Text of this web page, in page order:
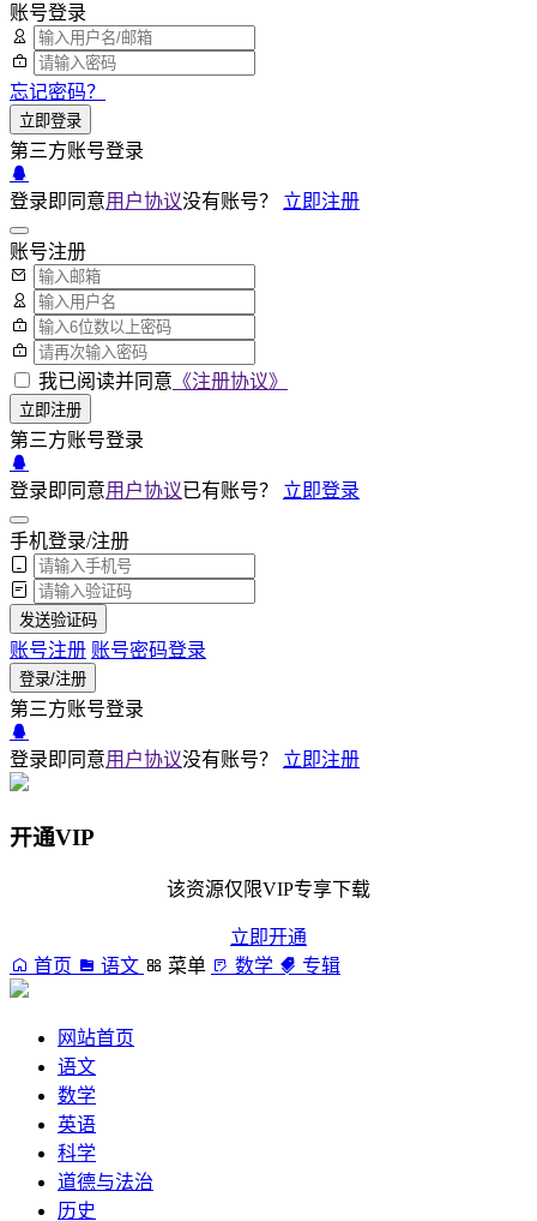
账号登录
忘记密码？
立即登录
第三方账号登录
登录即同意用户协议没有账号？ 立即注册
账号注册
我已阅读并同意 《注册协议》
立即注册
第三方账号登录
登录即同意用户协议已有账号？ 立即登录
手机登录/注册
发送验证码
账号注册 账号密码登录
登录/注册
第三方账号登录
登录即同意用户协议没有账号？ 立即注册
开通VIP
该资源仅限VIP专享下载
立即开通
首页
语文 菜单 数学 专辑
网站首页
语文
数学
英语
科学
道德与法治
历史